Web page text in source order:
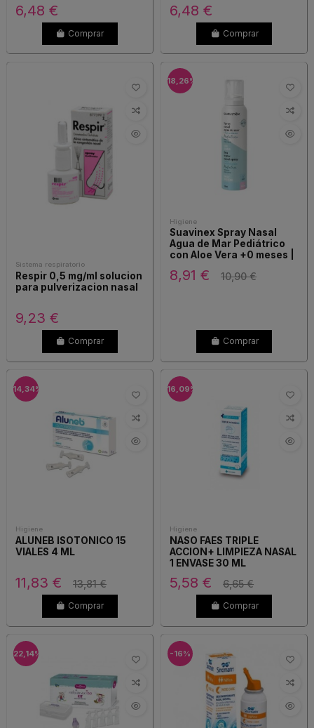
6,48 €
Comprar
6,48 €
Comprar
Sistema respiratorio
Respir 0,5 mg/ml solucion
para pulverizacion nasal
9,23 €
Comprar
-18,26%
Higiene
Suavinex Spray Nasal
Agua de Mar Pediátrico
con Aloe Vera +0 meses |
8,91 € 10,90 €
Comprar
-14,34%
Higiene
ALUNEB ISOTONICO 15
VIALES 4 ML
11,83 € 13,81 €
Comprar
-16,09%
Higiene
NASO FAES TRIPLE
ACCION+ LIMPIEZA NASAL
1 ENVASE 30 ML
5,58 € 6,65 €
Comprar
-22,14% -16%